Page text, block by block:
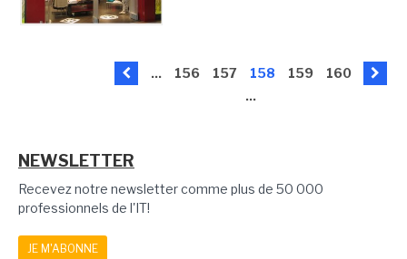
... 156 157 158 159
160
...
NEWSLETTER
Recevez notre newsletter comme plus de 50 000
professionnels de l'IT!
JE M'ABONNE